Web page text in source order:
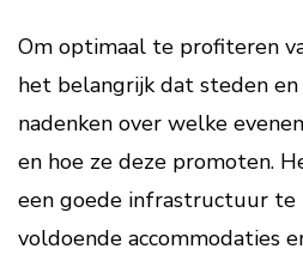
Om optimaal te profiteren
het belangrijk dat steden en
nadenken over welke
en hoe ze deze promoten.
een goede infrastructuur te
voldoende accommodaties